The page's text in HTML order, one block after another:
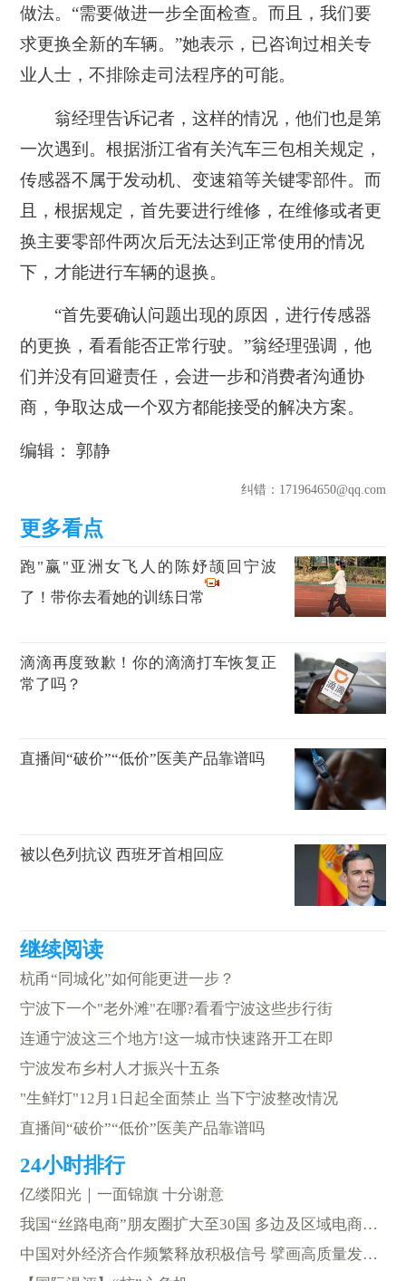
做法。“需要做进一步全面检查。而且，我们要
求更换全新的车辆。”她表示，已咨询过相关专
业人士，不排除走司法程序的可能。
翁经理告诉记者，这样的情况，他们也是第
一次遇到。根据浙江省有关汽车三包相关规定，
传感器不属于发动机、变速箱等关键零部件。而
且，根据规定，首先要进行维修，在维修或者更
换主要零部件两次后无法达到正常使用的情况
下，才能进行车辆的退换。
“首先要确认问题出现的原因，进行传感器
的更换，看看能否正常行驶。”翁经理强调，他
们并没有回避责任，会进一步和消费者沟通协
商，争取达成一个双方都能接受的解决方案。
编辑： 郭静
纠错：171964650@qq.com
跑"赢"亚洲女飞人的陈妤颉回宁波
了！带你去看她的训练日常
滴滴再度致歉！你的滴滴打车恢复正
常了吗？
直播间“破价”“低价”医美产品靠谱吗
被以色列抗议 西班牙首相回应
杭甬“同城化”如何能更进一步？
宁波下一个"老外滩"在哪?看看宁波这些步行街
连通宁波这三个地方!这一城市快速路开工在即
宁波发布乡村人才振兴十五条
"生鲜灯"12月1日起全面禁止 当下宁波整改情况
直播间“破价”“低价”医美产品靠谱吗
亿缕阳光｜一面锦旗 十分谢意
我国“丝路电商”朋友圈扩大至30国 多边及区域电商合作机制取得显著成效
中国对外经济合作频繁释放积极信号 擘画高质量发展新蓝图